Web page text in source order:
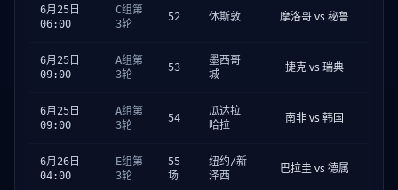
6月25日
06:00
C组第
3轮
52 休斯敦 摩洛哥 vs 秘鲁
6月25日
09:00
A组第
3轮
53
墨西哥
城
捷克 vs 瑞典
6月25日
09:00
A组第
3轮
54
瓜达拉
哈拉
南非 vs 韩国
6月26日
04:00
E组第
3轮
55
场
纽约/新
泽西
巴拉圭 vs 德属